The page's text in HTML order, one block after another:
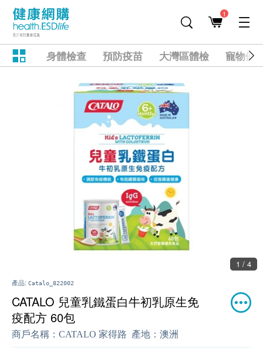
1
身體檢查 預防疫苗 大灣區體檢 寵物健
1 / 4
產品: Catalo_822002
CATALO 兒童乳鐵蛋白牛初乳原生免
疫配方 60包
商戶名稱： CATALO 家得路 產地： 澳洲